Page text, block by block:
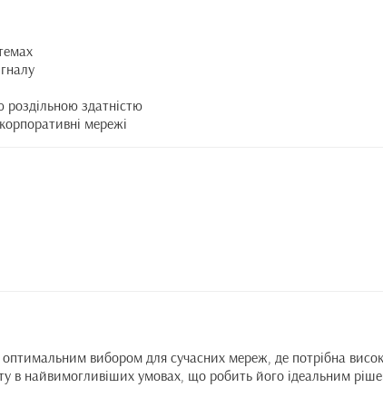
роздільною здатністю
мережі
вибором для сучасних мереж, де потрібна
в найвимогливіших умовах, що робить його ідеальним